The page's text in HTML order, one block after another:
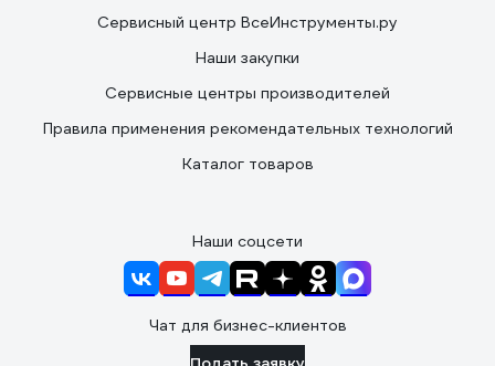
Сервисный центр ВсеИнструменты.ру
Наши закупки
Сервисные центры производителей
Правила применения рекомендательных технологий
Каталог товаров
Наши соцсети
Чат для бизнес-клиентов